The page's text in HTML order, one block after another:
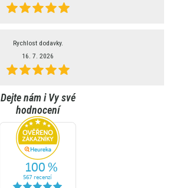
Rychlost dodavky.
16. 7. 2026
Dejte nám i Vy své
hodnocení